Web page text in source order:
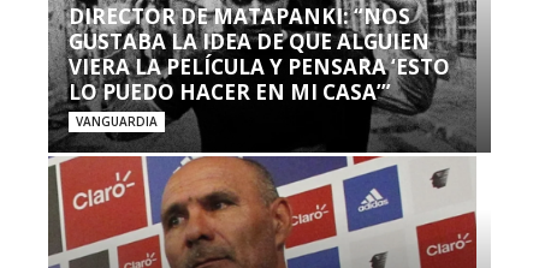
DIRECTOR DE MATAPANKI: “NOS
GUSTABA LA IDEA DE QUE ALGUIEN
VIERA LA PELÍCULA Y PENSARA ‘ESTO
LO PUEDO HACER EN MI CASA’”
VANGUARDIA